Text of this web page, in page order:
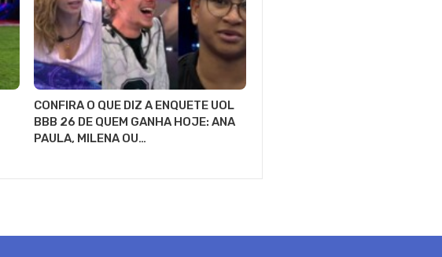
CONFIRA O QUE DIZ A ENQUETE UOL
BBB 26 DE QUEM GANHA HOJE: ANA
PAULA, MILENA OU…